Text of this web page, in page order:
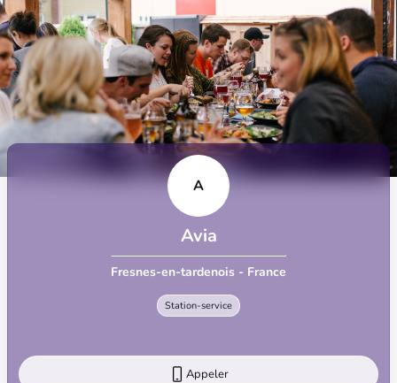
A
Avia
Fresnes-en-tardenois - France
Station-service
Appeler